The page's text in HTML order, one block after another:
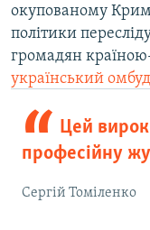
окупованому
політики
громадян
український
Цей
професійну
Сергій Томіленко